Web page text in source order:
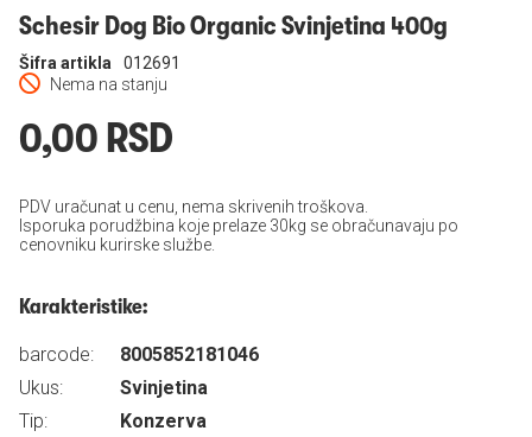
Schesir Dog Bio Organic Svinjetina 400g
Nema na stanju
Šifra artikla 012691
0,00 RSD
PDV uračunat u cenu, nema skrivenih troškova.
Isporuka porudžbina koje prelaze 30kg se obračunavaju po
cenovniku kurirske službe.
Karakteristike:
barcode:
8005852181046
Ukus:
Svinjetina
Tip:
Konzerva